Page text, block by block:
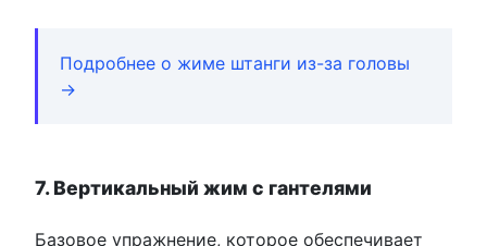
Подробнее о жиме штанги из-за головы
→
7. Вертикальный жим с гантелями
Базовое упражнение, которое обеспечивает